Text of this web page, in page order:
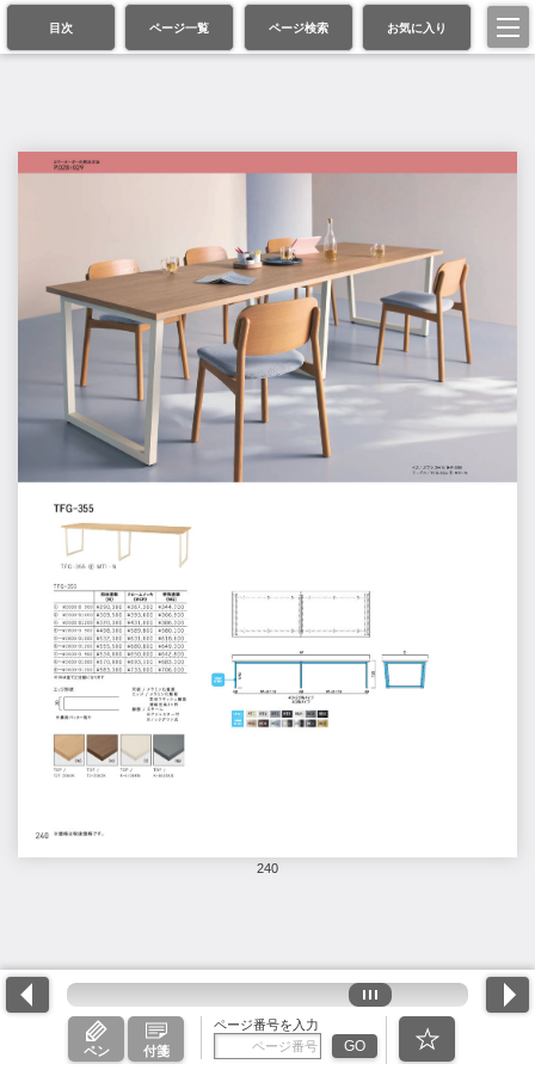
目次 ページ一覧 ページ検索 お気に入り
240
ペン 付箋
ページ番号を入力
GO